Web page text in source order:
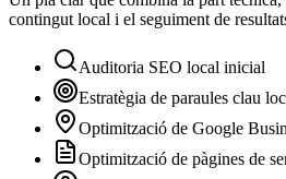
contingut local i el seguiment de
Auditoria SEO local inicial
Estratègia de paraules clau
Optimització de Google
Optimització de pàgines de